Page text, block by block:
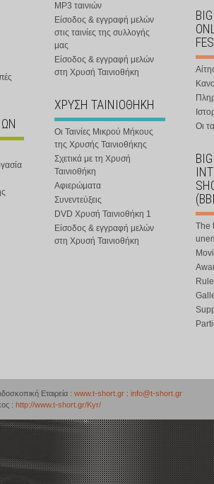
MP3 ταινιών
Είσοδος & εγγραφή μελών
στις ταινίες της συλλογής
μας
Είσοδος & εγγραφή μελών
στη Χρυσή Ταινιοθήκη
ΧΡΥΣΗ ΤΑΙΝΙΟΘΗΚΗ
Οι Ταινίες Μικρού Μήκους
της Χρυσής Ταινιοθήκης
Σχετικά με τη Χρυσή
Ταινιοθήκη
Αφιερώματα
Συνεντεύξεις
DVD Χρυσή Ταινιοθήκη 1
Είσοδος & εγγραφή μελών
στη Χρυσή Ταινιοθήκη
Οι
The
Εταιρεία : www.t-short.gr : info@t-short.gr
: http://www.t-short.gr/Kyr/